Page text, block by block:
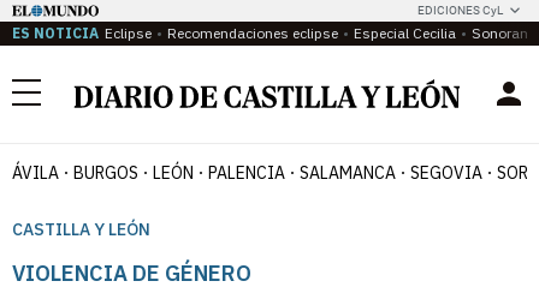
EDICIONES CyL
ES NOTICIA Eclipse Recomendaciones eclipse Especial Cecilia
Menú
ÁVILA BURGOS LEÓN PALENCIA SALAMANCA SEGOVIA
CASTILLA Y LEÓN
VIOLENCIA DE GÉNERO